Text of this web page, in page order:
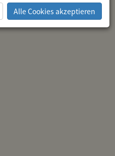
dafür mit uns
Kontakt
Alle Cookies akzeptieren